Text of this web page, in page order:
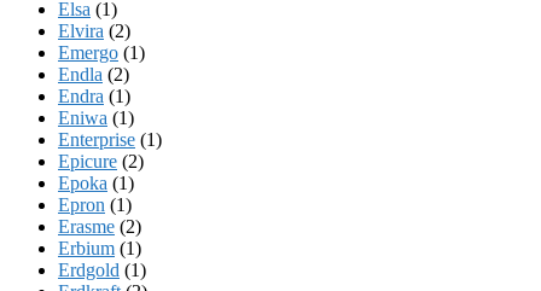
Elsa (1)
Elvira (2)
Emergo (1)
Endla (2)
Endra (1)
Eniwa (1)
Enterprise (1)
Epicure (2)
Epoka (1)
Epron (1)
Erasme (2)
Erbium (1)
Erdgold (1)